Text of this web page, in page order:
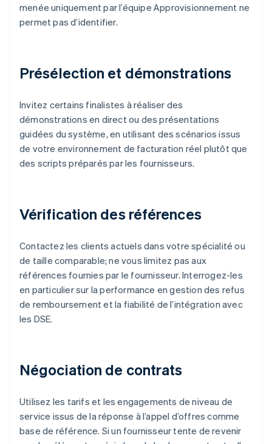
menée uniquement par l’équipe Approvisionnement ne
permet pas d’identifier.
Présélection et démonstrations
Invitez certains finalistes à réaliser des
démonstrations en direct ou des présentations
guidées du système, en utilisant des scénarios issus
de votre environnement de facturation réel plutôt que
des scripts préparés par les fournisseurs.
Vérification des références
Contactez les clients actuels dans votre spécialité ou
de taille comparable; ne vous limitez pas aux
références fournies par le fournisseur. Interrogez-les
en particulier sur la performance en gestion des refus
de remboursement et la fiabilité de l’intégration avec
les DSE.
Négociation de contrats
Utilisez les tarifs et les engagements de niveau de
service issus de la réponse à l’appel d’offres comme
base de référence. Si un fournisseur tente de revenir